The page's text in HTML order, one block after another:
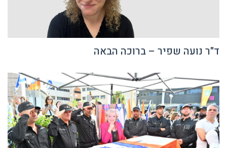
ד"ר נועה שפיר – ברוכה הבאה